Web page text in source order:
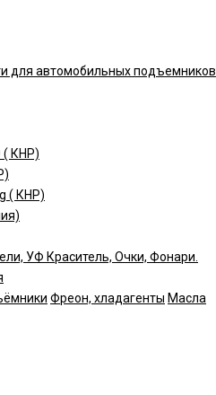
для автомобильных подъемников
( КНР)
( КНР)
УФ Краситель, Очки, Фонари.
Фреон, хладагенты Масла